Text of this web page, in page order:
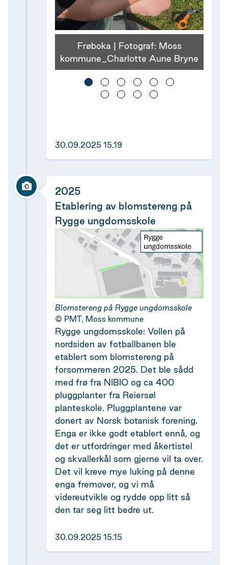
Frøboka | Fotograf: Moss
kommune_Charlotte Aune Bryne
30.09.2025 15.19
2025
Etablering av blomstereng på
Rygge ungdomsskole
Blomstereng på Rygge ungdomsskole
PMT, Moss kommune
Rygge ungdomsskole: Vollen på
nordsiden av fotballbanen ble
etablert som blomstereng på
forsommeren 2025. Det ble sådd
med frø fra NIBIO og ca 400
pluggplanter fra Reiersøl
planteskole. Pluggplantene var
donert av Norsk botanisk forening.
Enga er ikke godt etablert ennå, og
det er utfordringer med åkertistel
og skvallerkål som gjerne vil ta over.
Det vil kreve mye luking på denne
enga fremover, og vi må
videreutvikle og rydde opp litt så
den tar seg litt bedre ut.
30.09.2025 15.15